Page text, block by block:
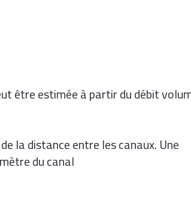
être estimée à partir du débit
la distance entre les canaux. Une
du canal